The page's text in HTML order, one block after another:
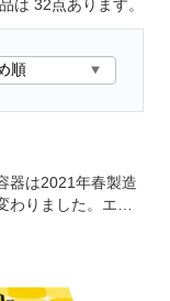
は 32点あります。
器は2021年春製造
わりました。エン